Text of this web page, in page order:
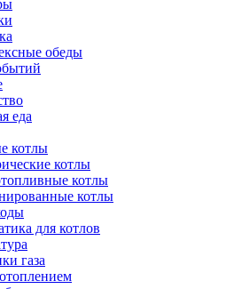
обеды
еда
котлы
котлы
котлы
котлы
для котлов
газа